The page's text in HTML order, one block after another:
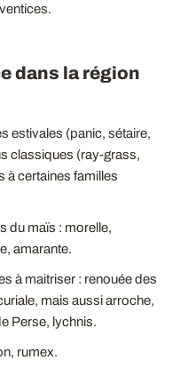
dans la région
estivales (panic, sétaire,
classiques (ray-grass,
à certaines familles
du maïs : morelle,
amarante.
à maitriser : renouée des
mais aussi arroche,
Perse, lychnis.
rumex.